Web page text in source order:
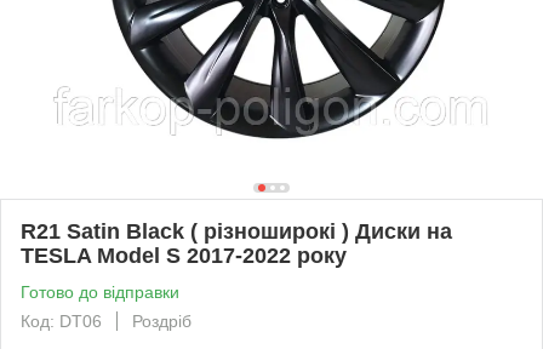
R21 Satin Black ( різноширокі ) Диски на
TESLA Model S 2017-2022 року
Готово до відправки
Код: DT06
Роздріб